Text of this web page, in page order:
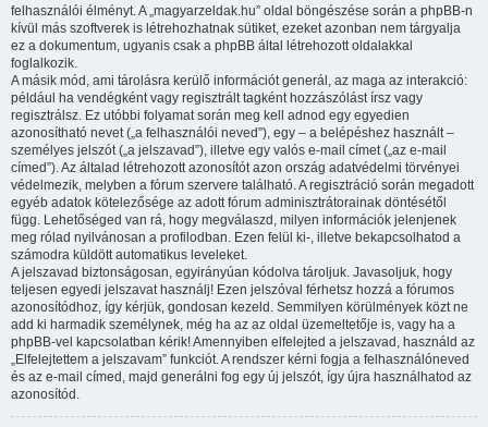
felhasználói élményt. A „magyarzeldak.hu” oldal böngészése során a phpBB-n
kívül más szoftverek is létrehozhatnak sütiket, ezeket azonban nem tárgyalja
ez a dokumentum, ugyanis csak a phpBB által létrehozott oldalakkal
foglalkozik.
A másik mód, ami tárolásra kerülő információt generál, az maga az interakció:
például ha vendégként vagy regisztrált tagként hozzászólást írsz vagy
regisztrálsz. Ez utóbbi folyamat során meg kell adnod egy egyedien
azonosítható nevet („a felhasználói neved”), egy – a belépéshez használt –
személyes jelszót („a jelszavad”), illetve egy valós e-mail címet („az e-mail
címed”). Az általad létrehozott azonosítót azon ország adatvédelmi törvényei
védelmezik, melyben a fórum szervere található. A regisztráció során megadott
egyéb adatok kötelezősége az adott fórum adminisztrátorainak döntésétől
függ. Lehetőséged van rá, hogy megválaszd, milyen információk jelenjenek
meg rólad nyilvánosan a profilodban. Ezen felül ki-, illetve bekapcsolhatod a
számodra küldött automatikus leveleket.
A jelszavad biztonságosan, egyirányúan kódolva tároljuk. Javasoljuk, hogy
teljesen egyedi jelszavat használj! Ezen jelszóval férhetsz hozzá a fórumos
azonosítódhoz, így kérjük, gondosan kezeld. Semmilyen körülmények közt ne
add ki harmadik személynek, még ha az az oldal üzemeltetője is, vagy ha a
phpBB-vel kapcsolatban kérik! Amennyiben elfelejted a jelszavad, használd az
„Elfelejtettem a jelszavam” funkciót. A rendszer kérni fogja a felhasználóneved
és az e-mail címed, majd generálni fog egy új jelszót, így újra használhatod az
azonosítód.